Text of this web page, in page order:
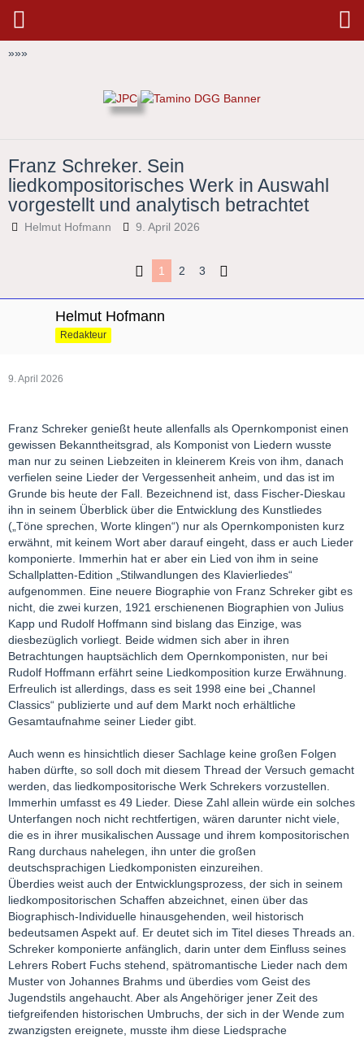
»»»
Franz Schreker. Sein
liedkompositorisches Werk in Auswahl
vorgestellt und analytisch betrachtet
Helmut Hofmann 9. April 2026
1 2 3
Helmut Hofmann
Redakteur
9. April 2026
Franz Schreker genießt heute allenfalls als Opernkomponist einen
gewissen Bekanntheitsgrad, als Komponist von Liedern wusste
man nur zu seinen Liebzeiten in kleinerem Kreis von ihm, danach
verfielen seine Lieder der Vergessenheit anheim, und das ist im
Grunde bis heute der Fall. Bezeichnend ist, dass Fischer-Dieskau
ihn in seinem Überblick über die Entwicklung des Kunstliedes
(„Töne sprechen, Worte klingen“) nur als Opernkomponisten kurz
erwähnt, mit keinem Wort aber darauf eingeht, dass er auch Lieder
komponierte. Immerhin hat er aber ein Lied von ihm in seine
Schallplatten-Edition „Stilwandlungen des Klavierliedes“
aufgenommen. Eine neuere Biographie von Franz Schreker gibt es
nicht, die zwei kurzen, 1921 erschienenen Biographien von Julius
Kapp und Rudolf Hoffmann sind bislang das Einzige, was
diesbezüglich vorliegt. Beide widmen sich aber in ihren
Betrachtungen hauptsächlich dem Opernkomponisten, nur bei
Rudolf Hoffmann erfährt seine Liedkomposition kurze Erwähnung.
Erfreulich ist allerdings, dass es seit 1998 eine bei „Channel
Classics“ publizierte und auf dem Markt noch erhältliche
Gesamtaufnahme seiner Lieder gibt.
Auch wenn es hinsichtlich dieser Sachlage keine großen Folgen
haben dürfte, so soll doch mit diesem Thread der Versuch gemacht
werden, das liedkompositorische Werk Schrekers vorzustellen.
Immerhin umfasst es 49 Lieder. Diese Zahl allein würde ein solches
Unterfangen noch nicht rechtfertigen, wären darunter nicht viele,
die es in ihrer musikalischen Aussage und ihrem kompositorischen
Rang durchaus nahelegen, ihn unter die großen
deutschsprachigen Liedkomponisten einzureihen.
Überdies weist auch der Entwicklungsprozess, der sich in seinem
liedkompositorischen Schaffen abzeichnet, einen über das
Biographisch-Individuelle hinausgehenden, weil historisch
bedeutsamen Aspekt auf. Er deutet sich im Titel dieses Threads an.
Schreker komponierte anfänglich, darin unter dem Einfluss seines
Lehrers Robert Fuchs stehend, spätromantische Lieder nach dem
Muster von Johannes Brahms und überdies vom Geist des
Jugendstils angehaucht. Aber als Angehöriger jener Zeit des
tiefgreifenden historischen Umbruchs, der sich in der Wende zum
zwanzigsten ereignete, musste ihm diese Liedsprache